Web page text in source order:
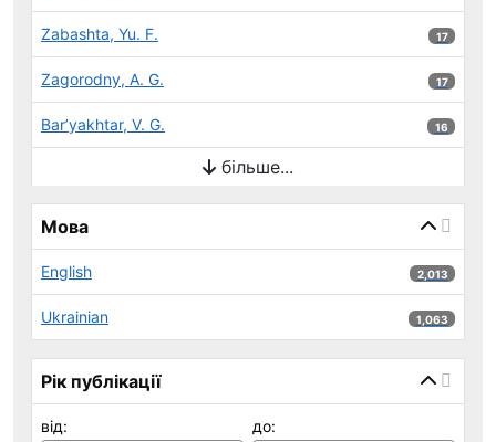
Zabashta, Yu. F. 17
17
Zagorodny, A. G. 17
17
Bar’yakhtar, V. G. 16
16
більше...
Мова
English 2,013
2,013
Ukrainian 1,063
1,063
Рік публікації
від: до: